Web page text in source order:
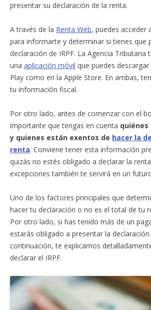
presentar su declaración de la renta.
A través de la Renta Web, puedes acceder
para informarte y determinar si tienes que
declaración de IRPF. La Agencia Tributaria
una aplicación móvil que puedes
Play como en la Apple Store. En ambas,
tu información fiscal.
Por otro lado, antes de comenzar con el
importante que tengas en cuenta
y quienes están exentos de hacer la
renta. Conviene tener esta información
quizás no estés obligado a declarar la
excepciones también te servirá en un
Uno de los factores principales que
hacer tu declaración o no es el total de tu
Por otro lado, si has tenido más de un
estarás obligado a presentar la
continuación, te explicamos
declarar el IRPF.